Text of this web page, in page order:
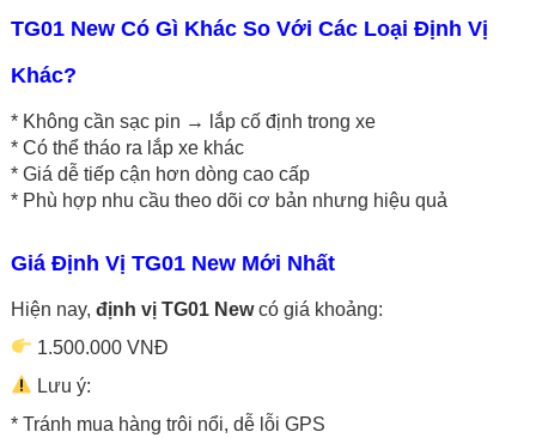
TG01 New Có Gì Khác So Với Các Loại Định Vị
Khác?
* Không cần sạc pin → lắp cố định trong xe
* Có thể tháo ra lắp xe khác
* Giá dễ tiếp cận hơn dòng cao cấp
* Phù hợp nhu cầu theo dõi cơ bản nhưng hiệu quả
Giá Định Vị TG01 New Mới Nhất
Hiện nay, định vị TG01 Newcó giá khoảng:
1.500.000 VNĐ
Lưu ý:
* Tránh mua hàng trôi nổi, dễ lỗi GPS